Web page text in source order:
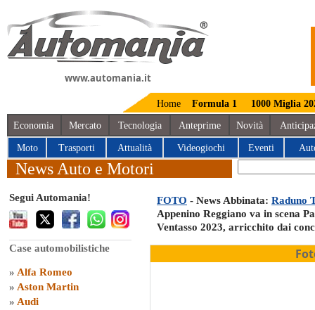
www.automania.it
Home Formula 1 1000 Miglia
Economia Mercato Tecnologia Anteprime Novità
Moto Trasporti Attualità Videogiochi Eventi
News Auto e Motori
Segui Automania!
Case automobilistiche
» Alfa Romeo
» Aston Martin
» Audi
FOTO - News Abbinata: Raduno
Appenino Reggiano va in scena
Ventasso 2023, arricchito dai